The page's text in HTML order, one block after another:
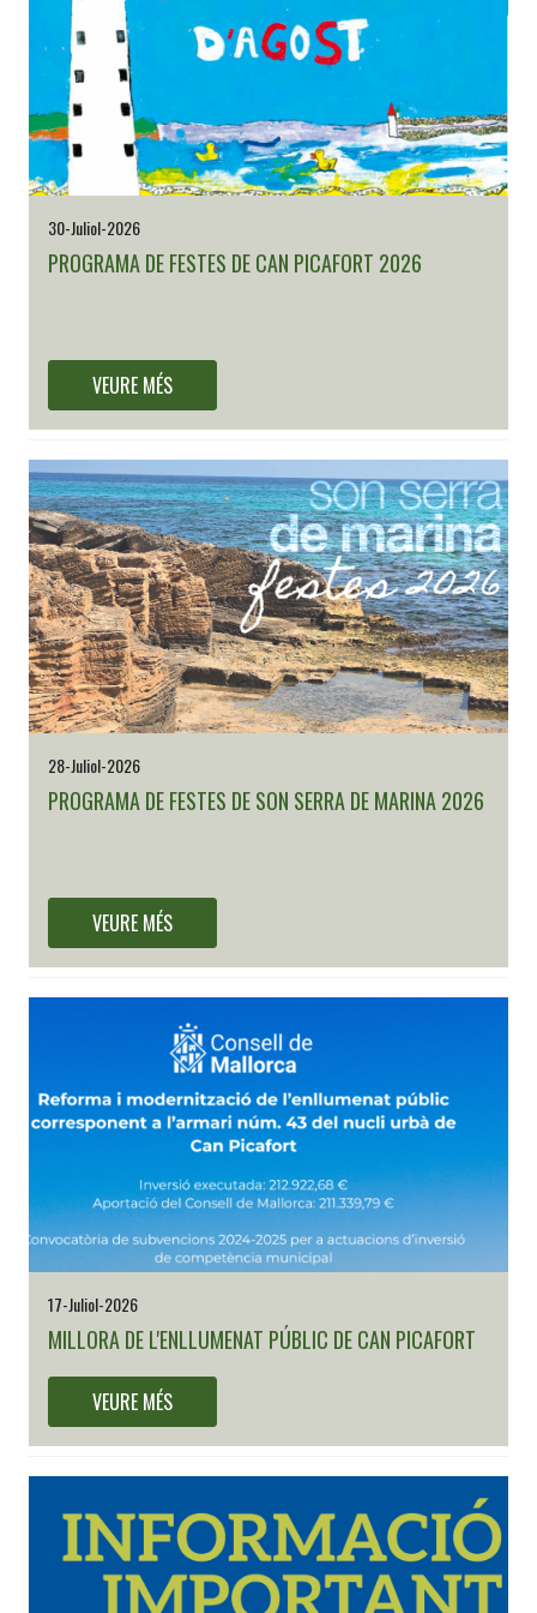
30-Juliol-2026
PROGRAMA DE FESTES DE CAN PICAFORT 2026
VEURE MÉS
28-Juliol-2026
PROGRAMA DE FESTES DE SON SERRA DE MARINA 2026
VEURE MÉS
17-Juliol-2026
MILLORA DE L'ENLLUMENAT PÚBLIC DE CAN PICAFORT
VEURE MÉS